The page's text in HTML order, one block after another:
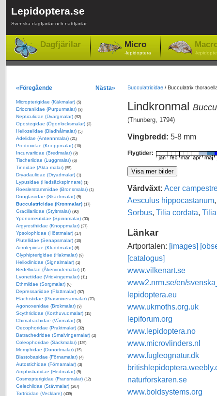
Lepidoptera.se
Svenska dagfjärilar och nattfjärilar
Dagfjärilar Micro
-lepidoptera -
Bucculatricidae/ Bucculatrix
Lindkronmal
(Thunberg, 1794)
Vingbredd: 5-8 mm
Flygtider:
Värdväxt: Acer
Aesculus hippocastanum,
Sorbus, Tilia cordata,
Länkar
Artportalen: [images]
[catalogus]
www.vilkenart.se
www2.nrm.se/en/
lepidoptera.eu
www.ukmoths.org.uk
lepiforum.org
www.lepidoptera.no
www.microvlinders.nl
www.fugleognatur.dk
naturforskaren.se
www.boldsystems.org
«Föregående Nästa»
Micropterigidae (Käkmalar) (5)
Eriocraniidae (Purpurmalar) (8)
Nepticulidae (Dvärgmalar) (92)
Opostegidae (Ögonlocksmalar) (3)
Heliozelidae (Bladhålmalar) (5)
Adelidae (Antennmalar) (21)
Prodoxidae (Knoppmalar) (10)
Incurvariidae (Bredmalar) (9)
Tischeriidae (Luggmalar) (6)
Tineidae (Äkta malar) (55)
Dryadaulidae (Dryadmalar) (1)
Lypusidae (Hedsäckspinnare) (1)
Roeslerstammiidae (Bronsmalar) (1)
Douglasiidae (Skäckmalar) (5)
Bucculatricidae (Kronmalar) (17)
Gracillariidae (Styltmalar) (90)
Yponomeutidae (Spinnmalar) (30)
Argyresthiidae (Knoppmalar) (27)
Ypsolophidae (Höstmalar) (17)
Plutellidae (Senapsmalar) (10)
Acrolepiidae (Kluddmalar) (6)
Glyphipterigidae (Hakmalar) (8)
Heliodinidae (Signalmalar) (1)
Bedelliidae (Åkervindemalar) (1)
Lyonetiidae (Vridvingemalar) (11)
Ethmiidae (Sorgmalar) (6)
Depressariidae (Plattmalar) (57)
Elachistidae (Gräsminerarmalar) (70)
Agonoxenidae (Brokmalar) (9)
Scythrididae (Korthuvudmalar) (15)
Chimabachidae (Vårmalar) (3)
Oecophoridae (Praktmalar) (32)
Batrachedridae (Smalvingemalar) (2)
Coleophoridae (Säckmalar) (139)
Momphidae (Dunörtmalar) (15)
Blastobasidae (Förnamalar) (4)
Autostichidae (Förnamalar) (3)
Amphisbatidae (Hedmalar) (5)
Cosmopterigidae (Fransmalar) (12)
Gelechiidae (Stävmalar) (207)
Tortricidae (Vecklare) (439)